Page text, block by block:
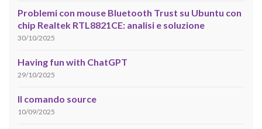
Problemi con mouse Bluetooth Trust su Ubuntu con
chip Realtek RTL8821CE: analisi e soluzione
30/10/2025
Having fun with ChatGPT
29/10/2025
Il comando source
10/09/2025